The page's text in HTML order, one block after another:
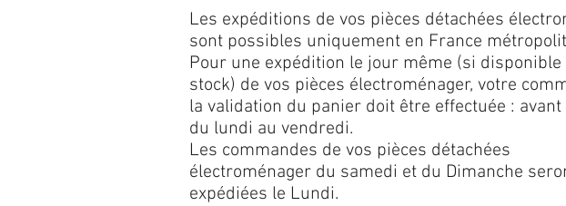
Les expéditions de vos pièces détachées
sont possibles uniquement en France
Pour une expédition le jour même (si disponible
stock) de vos pièces électroménager, votre
la validation du panier doit être effectuée :
du lundi au vendredi.
Les commandes de vos pièces détachées
électroménager du samedi et du Dimanche
expédiées le Lundi.